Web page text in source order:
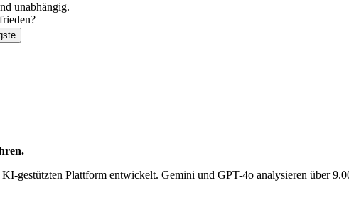
unabhängig.
gestützten Plattform entwickelt. Gemini und GPT-4o analysieren über